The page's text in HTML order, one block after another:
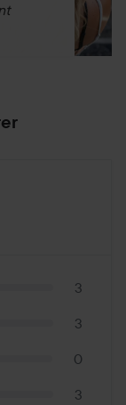
3
3
0
3